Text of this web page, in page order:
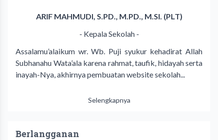
ARIF MAHMUDI, S.PD., M.PD., M.SI. (PLT)
- Kepala Sekolah -
Assalamu’alaikum wr. Wb. Puji syukur kehadirat Allah
Subhanahu Wata’ala karena rahmat, taufik, hidayah serta
inayah-Nya, akhirnya pembuatan website sekolah...
Selengkapnya
Berlangganan